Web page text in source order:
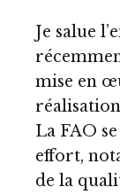
Je salue
mise en
La FAO
effort,
de la